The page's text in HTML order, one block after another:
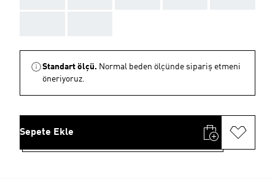
Standart ölçü. Normal beden ölçünde sipariş etmeni
öneriyoruz.
Sepete Ekle